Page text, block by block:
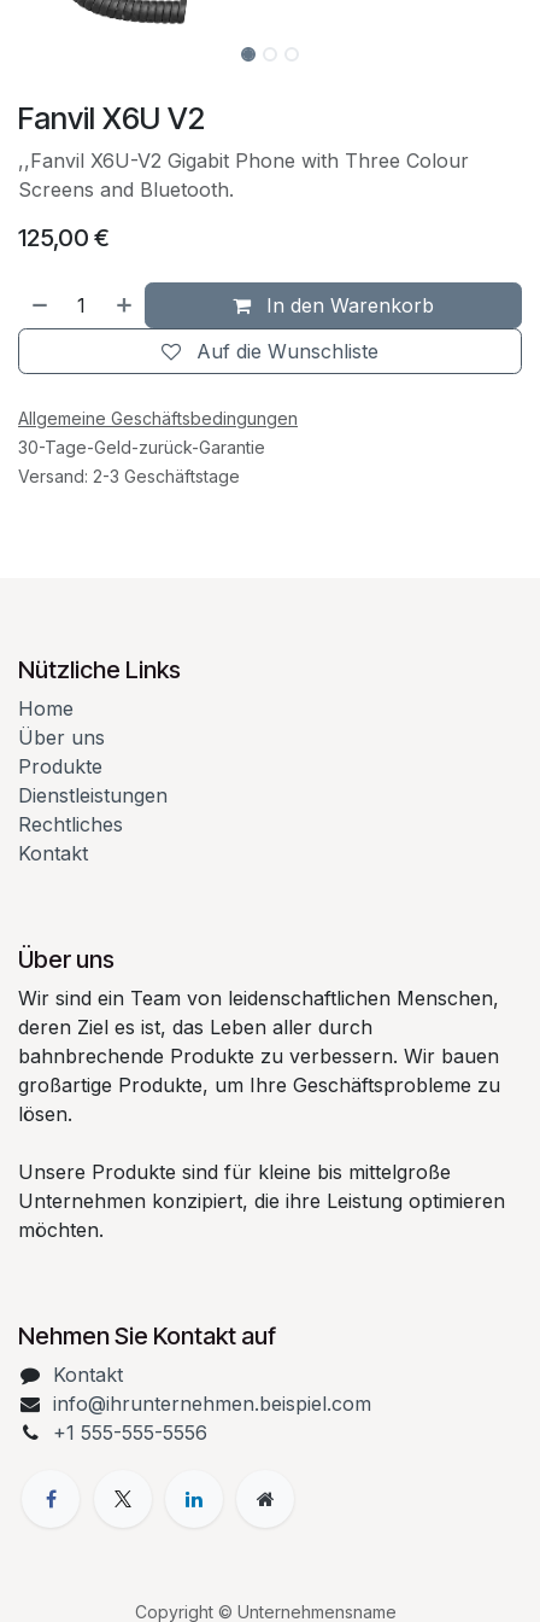
Fanvil X6U V2
,,Fanvil X6U-V2 Gigabit Phone with Three Colour
Screens and Bluetooth.
125,00 €
In den Warenkorb
Auf die Wunschliste
Allgemeine Geschäftsbedingungen
30-Tage-Geld-zurück-Garantie
Versand: 2-3 Geschäftstage
Nützliche Links
Home
Über uns
Produkte
Dienstleistungen
Rechtliches
Kontakt
Über uns
Wir sind ein Team von leidenschaftlichen Menschen,
deren Ziel es ist, das Leben aller durch
bahnbrechende Produkte zu verbessern. Wir bauen
großartige Produkte, um Ihre Geschäftsprobleme zu
lösen.
Unsere Produkte sind für kleine bis mittelgroße
Unternehmen konzipiert, die ihre Leistung optimieren
möchten.
Nehmen Sie Kontakt auf
Kontakt
info@ihrunternehmen.beispiel.com
+1 555-555-5556
Copyright © Unternehmensname